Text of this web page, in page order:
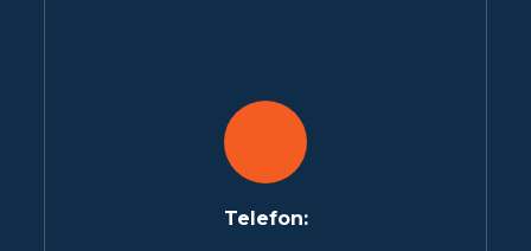
Telefon: